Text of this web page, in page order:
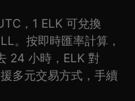
，1 ELK 可兌換
。按即時匯率計算，
24 小時，ELK 對
多元交易方式，手續